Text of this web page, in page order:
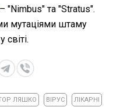
– "Nimbus" та "Stratus".
мутаціями штаму
ЛЯШКО ВІРУС ЛІКАРНІ